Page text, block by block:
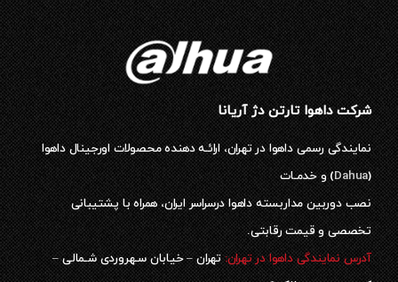
شرکت داهوا تارتن دژ آریانا
نمایندگی رسمی داهوا در تهران، ارائـه دهنده محصولات اورجینال داهوا
(
Dahua) و خدمـات
نصب دوربین مداربسته داهوا درسراسر ایران، همراه با پشتیبانی
تخصصی و قیمت رقابتی.
آدرس نمایندگی داهوا در تهران:تهران – خیابان سـهروردی شـمالی –